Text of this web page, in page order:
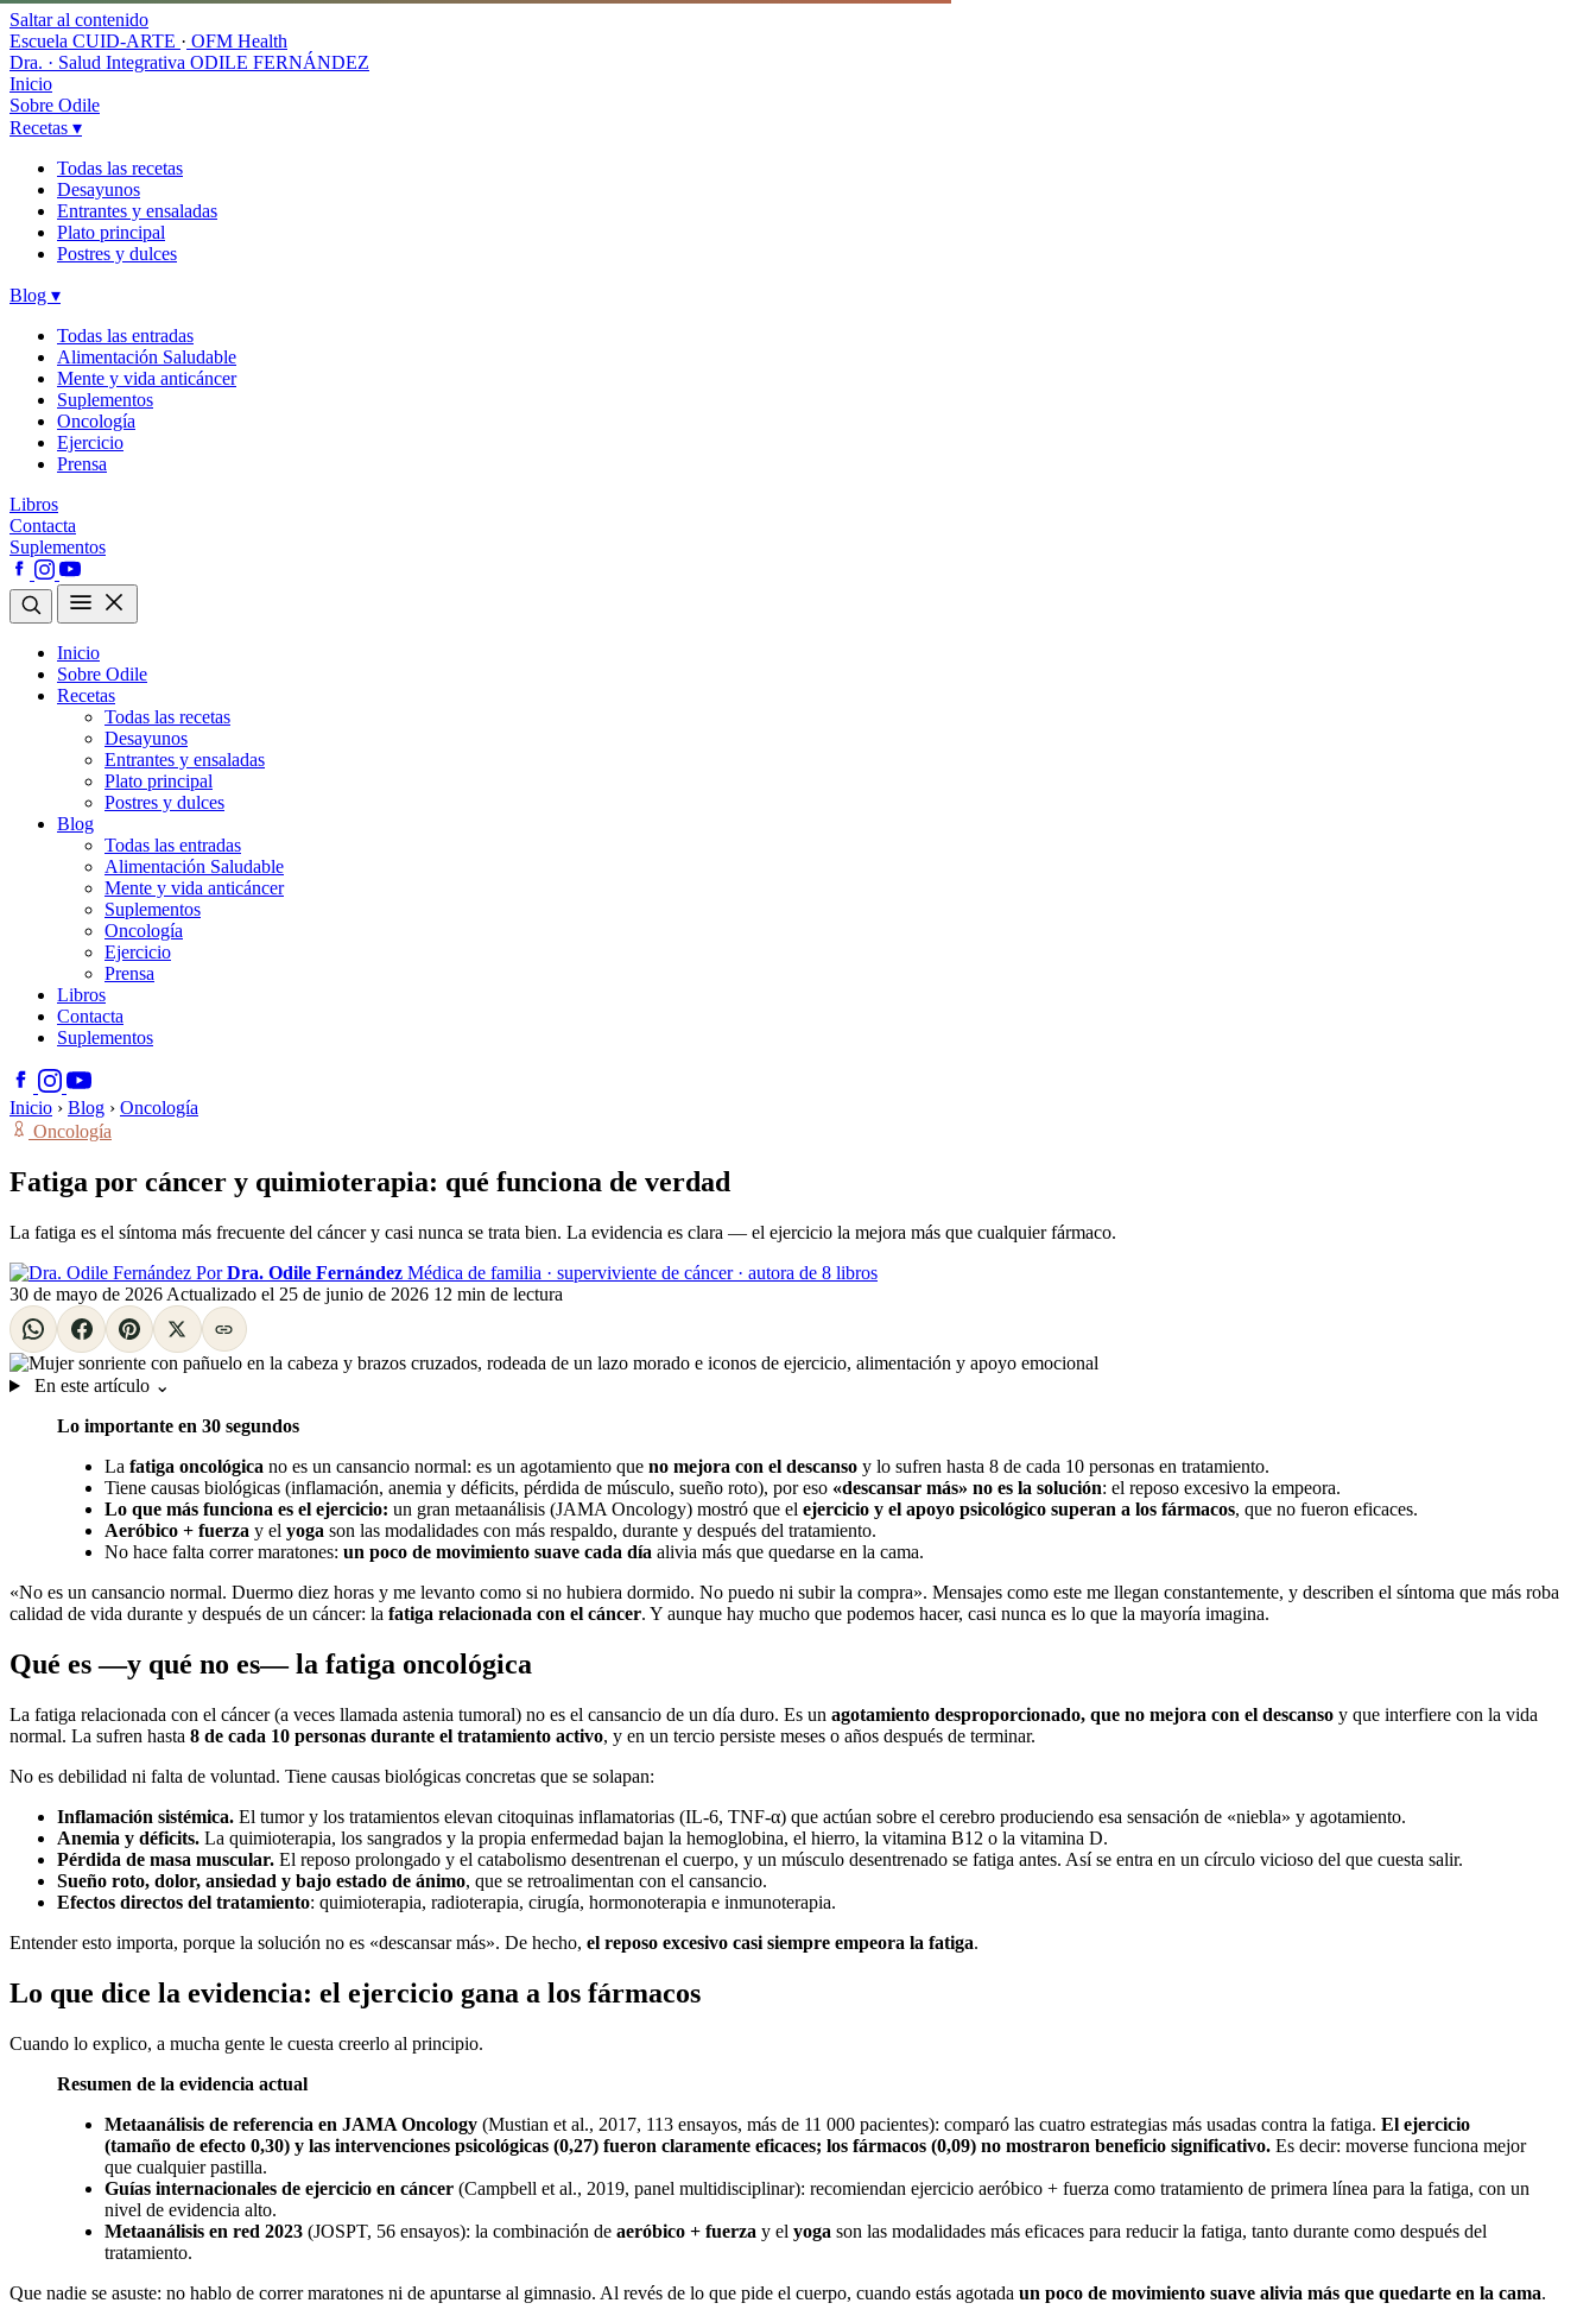
Saltar al contenido
Escuela CUID-ARTE · OFM Health
Dra. · Salud Integrativa ODILE FERNÁNDEZ
Inicio
Sobre Odile
Recetas ▾
Todas las recetas
Desayunos
Entrantes y ensaladas
Plato principal
Postres y dulces
Blog ▾
Todas las entradas
Alimentación Saludable
Mente y vida anticáncer
Suplementos
Oncología
Ejercicio
Prensa
Libros
Contacta
Suplementos
Inicio
Sobre Odile
Recetas
Todas las recetas
Desayunos
Entrantes y ensaladas
Plato principal
Postres y dulces
Blog
Todas las entradas
Alimentación Saludable
Mente y vida anticáncer
Suplementos
Oncología
Ejercicio
Prensa
Libros
Contacta
Suplementos
Inicio › Blog › Oncología
Oncología
Fatiga por cáncer y quimioterapia: qué funciona de verdad
La fatiga es el síntoma más frecuente del cáncer y casi nunca se trata bien. La evidencia es clara — el ejercicio la mejora más que cualquier fármaco.
Por Dra. Odile Fernández Médica de familia · superviviente de cáncer · autora de 8 libros
30 de mayo de 2026 Actualizado el 25 de junio de 2026 12 min de lectura
En este artículo ⌄
Lo importante en 30 segundos
La fatiga oncológica no es un cansancio normal: es un agotamiento que no mejora con el descanso y lo sufren hasta 8 de cada 10 personas en tratamiento.
Tiene causas biológicas (inflamación, anemia y déficits, pérdida de músculo, sueño roto), por eso «descansar más» no es la solución: el reposo excesivo la empeora.
Lo que más funciona es el ejercicio: un gran metaanálisis (JAMA Oncology) mostró que el ejercicio y el apoyo psicológico superan a los fármacos, que no fueron eficaces.
Aeróbico + fuerza y el yoga son las modalidades con más respaldo, durante y después del tratamiento.
No hace falta correr maratones: un poco de movimiento suave cada día alivia más que quedarse en la cama.
«No es un cansancio normal. Duermo diez horas y me levanto como si no hubiera dormido. No puedo ni subir la compra». Mensajes como este me llegan constantemente, y describen el síntoma que más roba
calidad de vida durante y después de un cáncer: la fatiga relacionada con el cáncer. Y aunque hay mucho que podemos hacer, casi nunca es lo que la mayoría imagina.
Qué es —y qué no es— la fatiga oncológica
La fatiga relacionada con el cáncer (a veces llamada astenia tumoral) no es el cansancio de un día duro. Es un agotamiento desproporcionado, que no mejora con el descanso y que interfiere con la vida
normal. La sufren hasta 8 de cada 10 personas durante el tratamiento activo, y en un tercio persiste meses o años después de terminar.
No es debilidad ni falta de voluntad. Tiene causas biológicas concretas que se solapan:
Inflamación sistémica. El tumor y los tratamientos elevan citoquinas inflamatorias (IL-6, TNF-α) que actúan sobre el cerebro produciendo esa sensación de «niebla» y agotamiento.
Anemia y déficits. La quimioterapia, los sangrados y la propia enfermedad bajan la hemoglobina, el hierro, la vitamina B12 o la vitamina D.
Pérdida de masa muscular. El reposo prolongado y el catabolismo desentrenan el cuerpo, y un músculo desentrenado se fatiga antes. Así se entra en un círculo vicioso del que cuesta salir.
Sueño roto, dolor, ansiedad y bajo estado de ánimo, que se retroalimentan con el cansancio.
Efectos directos del tratamiento: quimioterapia, radioterapia, cirugía, hormonoterapia e inmunoterapia.
Entender esto importa, porque la solución no es «descansar más». De hecho, el reposo excesivo casi siempre empeora la fatiga.
Lo que dice la evidencia: el ejercicio gana a los fármacos
Cuando lo explico, a mucha gente le cuesta creerlo al principio.
Resumen de la evidencia actual
Metaanálisis de referencia en JAMA Oncology (Mustian et al., 2017, 113 ensayos, más de 11 000 pacientes): comparó las cuatro estrategias más usadas contra la fatiga. El ejercicio
(tamaño de efecto 0,30) y las intervenciones psicológicas (0,27) fueron claramente eficaces; los fármacos (0,09) no mostraron beneficio significativo. Es decir: moverse funciona mejor
que cualquier pastilla.
Guías internacionales de ejercicio en cáncer (Campbell et al., 2019, panel multidisciplinar): recomiendan ejercicio aeróbico + fuerza como tratamiento de primera línea para la fatiga, con un
nivel de evidencia alto.
Metaanálisis en red 2023 (JOSPT, 56 ensayos): la combinación de aeróbico + fuerza y el yoga son las modalidades más eficaces para reducir la fatiga, tanto durante como después del
tratamiento.
Que nadie se asuste: no hablo de correr maratones ni de apuntarse al gimnasio. Al revés de lo que pide el cuerpo, cuando estás agotada un poco de movimiento suave alivia más que quedarte en la cama.